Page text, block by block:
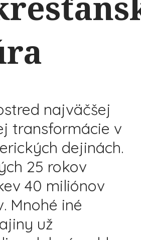
najväčšej
transformácie v
dejinách.
25 rokov
40 miliónov
Mnohé iné
už